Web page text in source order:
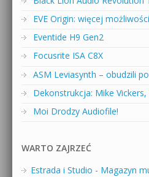
EVE Origin: więcej
Eventide H9 Gen2
Focusrite ISA C8X
ASM Leviasynth – obudzili
Dekonstrukcja: Mike
Moi Drodzy Audiofile!
WARTO ZAJRZEĆ
Estrada i Studio - Magazyn